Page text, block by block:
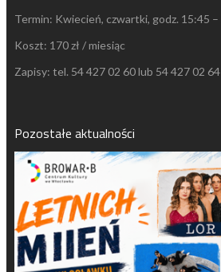
Termin: Kwiecień, czwartki, godz. 15:45 –
Koszt: 170 zł / miesiąc
Zapisy: tel. 54 427 02 60 lub 54 427 02 64
Pozostałe aktualności